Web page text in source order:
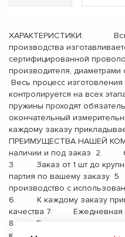
ХАРАКТЕРИСТИКИ: Вся
производства
сертифицированной
производителя,
Весь процесс
контролируется на всех
пружины проходят
окончательный
каждому заказу
ПРЕИМУЩЕСТВА НАШЕЙ
наличии и под заказ 2. 6
3. Заказ от 1 шт до
партия по вашему
производство с
6. К каждому заказу
качества 7. Ежедневная
8. Бесплатная доставка
компании 9. Опыт работы